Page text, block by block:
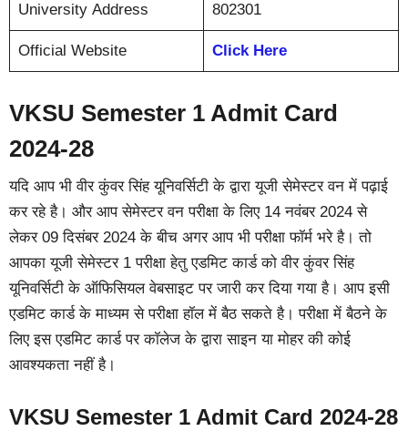
University Address
802301
Official Website Click Here
VKSU Semester 1 Admit Card
2024-28
यदि आप भी वीर कुंवर सिंह यूनिवर्सिटी के द्वारा यूजी सेमेस्टर वन में पढ़ाई
कर रहे है। और आप सेमेस्टर वन परीक्षा के लिए 14 नवंबर 2024 से
लेकर 09 दिसंबर 2024 के बीच अगर आप भी परीक्षा फॉर्म भरे है। तो
आपका यूजी सेमेस्टर 1 परीक्षा हेतु एडमिट कार्ड को वीर कुंवर सिंह
यूनिवर्सिटी के ऑफिसियल वेबसाइट पर जारी कर दिया गया है। आप इसी
एडमिट कार्ड के माध्यम से परीक्षा हॉल में बैठ सकते है। परीक्षा में बैठने के
लिए इस एडमिट कार्ड पर कॉलेज के द्वारा साइन या मोहर की कोई
आवश्यकता नहीं है।
VKSU Semester 1 Admit Card 2024-28